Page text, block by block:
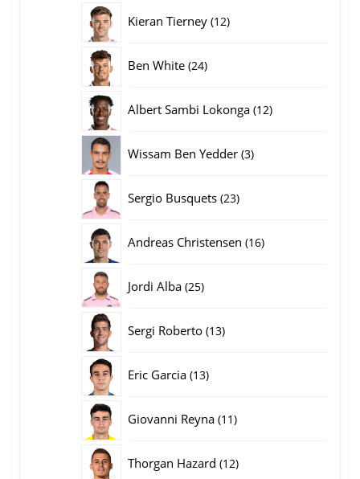
Kieran Tierney 1212
Ben White 2424
Albert Sambi Lokonga 1212
Wissam Ben Yedder 33
Sergio Busquets 2323
Andreas Christensen 1616
Jordi Alba 2525
Sergi Roberto 1313
Eric Garcia 1313
Giovanni Reyna 1111
Thorgan Hazard 1212